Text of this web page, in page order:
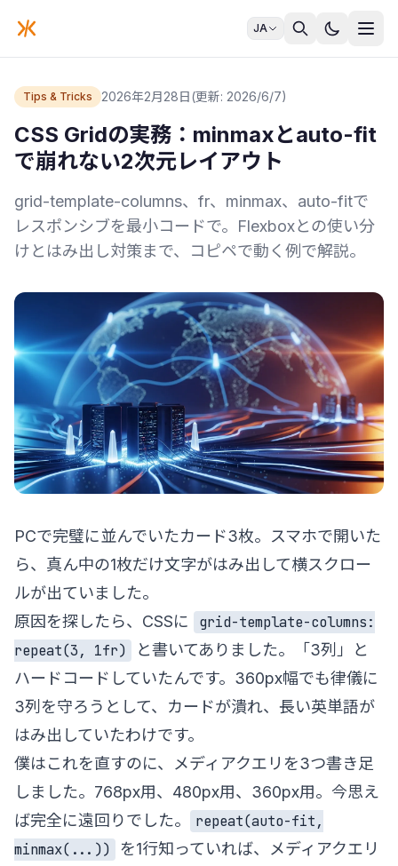
JA
Tips & Tricks 2026年2月28日(更新: 2026/6/7)
CSS Gridの実務：minmaxとauto-fit
で崩れない2次元レイアウト
grid-template-columns、fr、minmax、auto-fitで
レスポンシブを最小コードで。Flexboxとの使い分
けとはみ出し対策まで、コピペで動く例で解説。
PCで完璧に並んでいたカード3枚。スマホで開いた
ら、真ん中の1枚だけ文字がはみ出して横スクロー
ルが出ていました。
原因を探したら、CSSに
grid-template-columns:
repeat(3, 1fr)
と書いてありました。「3列」と
ハードコードしていたんです。360px幅でも律儀に
3列を守ろうとして、カードが潰れ、長い英単語が
はみ出していたわけです。
僕はこれを直すのに、メディアクエリを3つ書き足
しました。768px用、480px用、360px用。今思え
ば完全に遠回りでした。
repeat(auto-fit,
minmax(...))
を1行知っていれば、メディアクエリ